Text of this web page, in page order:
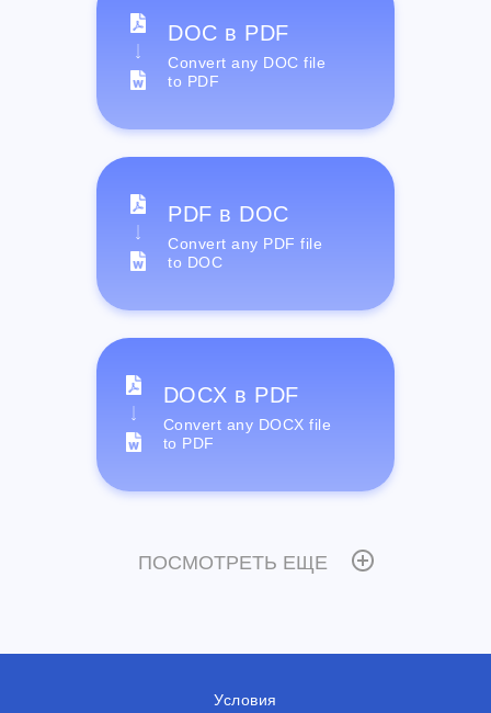
DOC в PDF
Convert any DOC file
to PDF
PDF в DOC
Convert any PDF file
to DOC
DOCX в PDF
Convert any DOCX file
to PDF
ПОСМОТРЕТЬ ЕЩЕ
Условия